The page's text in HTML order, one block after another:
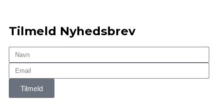
Tilmeld Nyhedsbrev
Tilmeld